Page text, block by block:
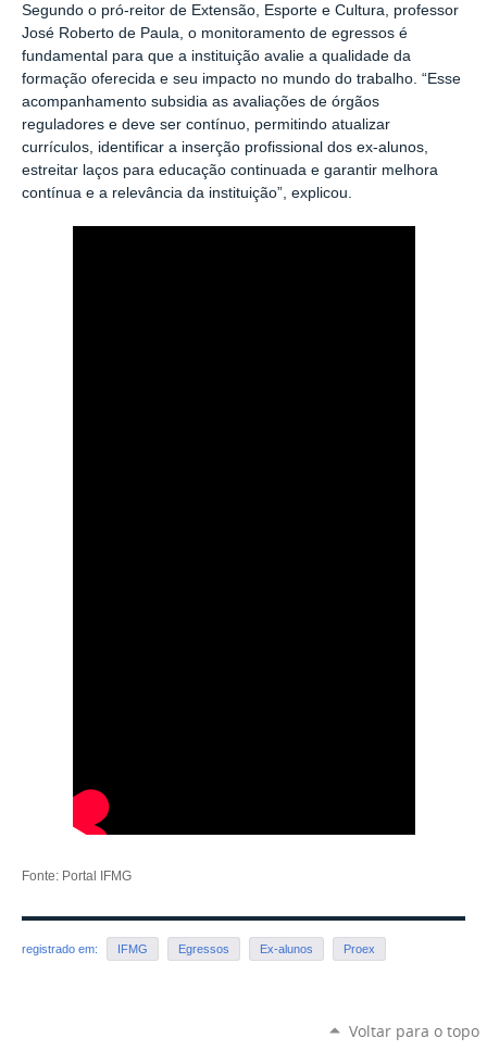
Segundo o pró-reitor de Extensão, Esporte e Cultura, professor
José Roberto de Paula, o monitoramento de egressos é
fundamental para que a instituição avalie a qualidade da
formação oferecida e seu impacto no mundo do trabalho. “Esse
acompanhamento subsidia as avaliações de órgãos
reguladores e deve ser contínuo, permitindo atualizar
currículos, identificar a inserção profissional dos ex-alunos,
estreitar laços para educação continuada e garantir melhora
contínua e a relevância da instituição”, explicou.
Fonte: Portal IFMG
registrado em: IFMG Egressos Ex-alunos Proex
Voltar para o topo